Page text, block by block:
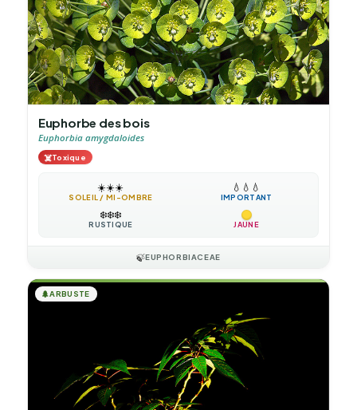
Euphorbe des bois
Euphorbia amygdaloides
☠️Toxique
☀️☀️☀️
SOLEIL / MI-OMBRE
💧 💧 💧
IMPORTANT
❄️❄️❄️
RUSTIQUE JAUNE
🍃EUPHORBIACEAE
🌲ARBUSTE